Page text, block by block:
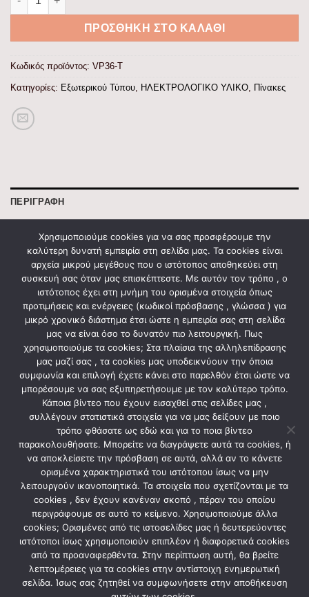
ΠΡΟΣΘΉΚΗ ΣΤΟ ΚΑΛΆΘΙ
Κωδικός προϊόντος: VP36-T
Κατηγορίες: Εξωτερικού Τύπου, ΗΛΕΚΤΡΟΛΟΓΙΚΟ ΥΛΙΚΟ, Πίνακες
ΠΕΡΙΓΡΑΦΉ
Θέσεις 12
Θέσεις 12
Βαθμός Προστασίας IP40
Κλέμες 2×15
Σειρές 3
Μοντέλο Άθως
ΣΧΕΤΙΚΆ ΠΡΟΪΌΝΤΑ
ΕΞΩΤΕΡΙΚΟΎ ΤΎΠΟΥ
Πίνακας επίτοιxος Ίδη 1×9θ
xωρίς πόρτα IP30
ΗΛΕΚΤΡΟΛΟΓΙΚΟ ΥΛΙΚΟ
Πολύπριζο 4 θέσεων με
διακόπτη πράσινο KICKO
12,90
Χρησιμοποιούμε cookies για να σας προσφέρουμε την
καλύτερη δυνατή εμπειρία στη σελίδα μας. Τα cookies είναι
αρχεία μικρού μεγέθους που ο ιστότοπος αποθηκεύει στη
συσκευή σας όταν μας επισκέπτεστε. Με αυτόν τον τρόπο , ο
ιστότοπος έχει στη μνήμη του ορισμένα στοιχεία όπως
προτιμήσεις και ενέργειες (κωδικοί πρόσβασης , γλώσσα ) για
μικρό χρονικό διάστημα έτσι ώστε η εμπειρία σας στη σελίδα
μας να είναι όσο το δυνατόν πιο λειτουργική. Πως
χρησιμοποιούμε τα cookies; Στα πλαίσια της αλληλεπίδρασης
μας μαζί σας , τα cookies μας υποδεικνύουν την όποια
συμφωνία και επιλογή έχετε κάνει στο παρελθόν έτσι ώστε να
μπορέσουμε να σας εξυπηρετήσουμε με τον καλύτερο τρόπο.
Κάποια βίντεο που έχουν εισαχθεί στις σελίδες μας ,
συλλέγουν στατιστικά στοιχεία για να μας δείξουν με ποιο
τρόπο φθάσατε ως εδώ και για το ποια βίντεο
παρακολουθήσατε. Μπορείτε να διαγράψετε αυτά τα cookies, ή
να αποκλείσετε την πρόσβαση σε αυτά, αλλά αν το κάνετε
ορισμένα χαρακτηριστικά του ιστότοπου ίσως να μην
λειτουργούν ικανοποιητικά. Τα στοιχεία που σχετίζονται με τα
cookies , δεν έχουν κανέναν σκοπό , πέραν του οποίου
περιγράφουμε σε αυτό το κείμενο. Χρησιμοποιούμε άλλα
cookies; Ορισμένες από τις ιστοσελίδες μας ή δευτερεύοντες
ιστότοποι ίσως χρησιμοποιούν επιπλέον ή διαφορετικά cookies
από τα προαναφερθέντα. Στην περίπτωση αυτή, θα βρείτε
λεπτομέρειες για τα cookies στην αντίστοιχη ενημερωτική
σελίδα. Ίσως σας ζητηθεί να συμφωνήσετε στην αποθήκευση